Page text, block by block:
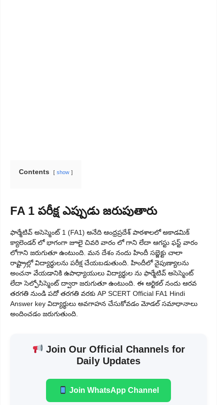
Contents show
FA 1 పరీక్ష ఎప్పుడు జరుపుతారు
ఫార్మేటివ్ అసెస్మెంట్ 1 (FA1) అనేది ఆంధ్రప్రదేశ్ పాఠశాలలో అకాడమిక్
క్యాలెండర్ లో భాగంగా జూలై చివరి వారం లో గాని లేదా ఆగస్టు ఫస్ట్ వారం
లోగాని జరుగుతూ ఉంటుంది. మన దేశం నందు హిందీ సబ్జెక్టు చాలా
రాష్ట్రాల్లో విద్యార్థులను పరీక్ష చేయబడుతుంది. హిందీలో నైపుణ్యాలను
అంచనా వేయడానికి ఉపాధ్యాయులు విద్యార్థుల ను ఫార్మేటివ్ అసెస్మెంట్
లేదా సెల్ఫోసిస్మెంట్ ద్వారా జరుగుతూ ఉంటుంది. ఈ ఆర్టికల్ నందు ఆరవ
తరగతి నుండి పదో తరగతి వరకు AP SCERT Official FA1 Hindi
Answer key విద్యార్థులు అవగాహన చేసుకోవడం మోడల్ సమాధానాలు
అందించడం జరుగుతుంది.
Join Our Official Channels for
Daily Updates
Join WhatsApp Channel